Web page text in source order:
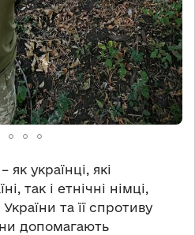
українці, які
так і етнічні німці,
та її спротиву
допомагають